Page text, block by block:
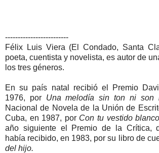
-------------------------
Félix Luis Viera (El Condado, Santa
poeta, cuentista y novelista, es autor de
los tres géneros.
En su país natal recibió el Premio
1976, por Una melodía sin ton ni son
Nacional de Novela de la Unión de
Cuba, en 1987, por Con tu vestido blanco
año siguiente el Premio de la Crítica,
había recibido, en 1983, por su libro de
del hijo.